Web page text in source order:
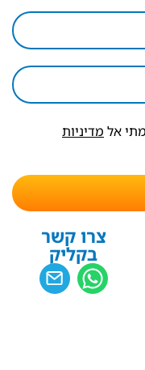
אל מדיניות
צרו קשר
בקליק